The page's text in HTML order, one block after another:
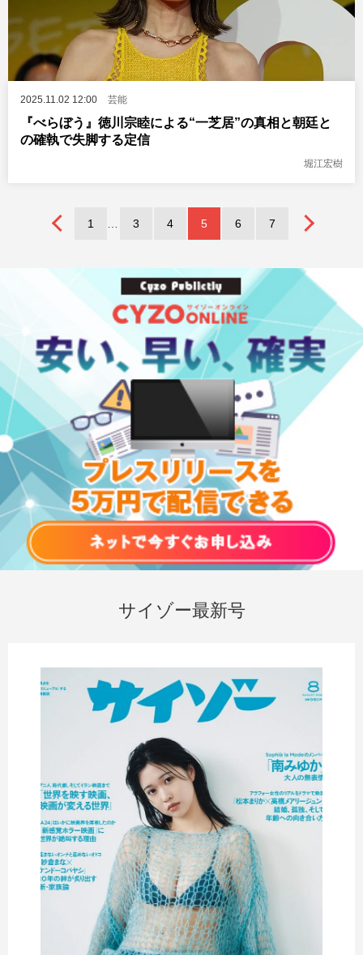
2025.11.02 12:00 芸能
『べらぼう』徳川宗睦による“一芝居”の真相と朝廷と
の確執で失脚する定信
堀江宏樹
1 3 4 5 6 7
サイゾー最新号